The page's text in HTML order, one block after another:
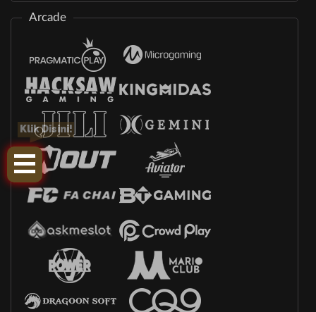
Klik Disini!
Arcade